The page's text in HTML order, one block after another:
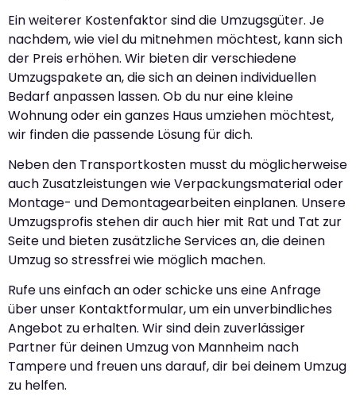
Ein weiterer Kostenfaktor sind die Umzugsgüter. Je
nachdem, wie viel du mitnehmen möchtest, kann sich
der Preis erhöhen. Wir bieten dir verschiedene
Umzugspakete an, die sich an deinen individuellen
Bedarf anpassen lassen. Ob du nur eine kleine
Wohnung oder ein ganzes Haus umziehen möchtest,
wir finden die passende Lösung für dich.
Neben den Transportkosten musst du möglicherweise
auch Zusatzleistungen wie Verpackungsmaterial oder
Montage- und Demontagearbeiten einplanen. Unsere
Umzugsprofis stehen dir auch hier mit Rat und Tat zur
Seite und bieten zusätzliche Services an, die deinen
Umzug so stressfrei wie möglich machen.
Rufe uns einfach an oder schicke uns eine Anfrage
über unser Kontaktformular, um ein unverbindliches
Angebot zu erhalten. Wir sind dein zuverlässiger
Partner für deinen Umzug von Mannheim nach
Tampere und freuen uns darauf, dir bei deinem Umzug
zu helfen.